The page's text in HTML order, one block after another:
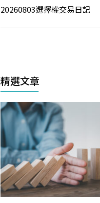
20260803選擇權交易日記
精選文章